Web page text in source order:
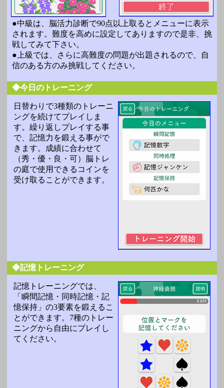
●中級は、脳活力診断で90点以上取るとメニューに表示
されます。難度を高めに設定してありますので是非、挑
戦してみて下さい。
●上級では、さらに高難度の問題が出題されるので、自
信のある方のみ挑戦してください。
◆今日のトレーニング
日替わりで3種類のトレーニ
ングを続けてプレイしま
す。繰り返しプレイする事
で、記憶力を鍛える事がで
きます。成績に合わせて
（秀・優・良・可）脳トレ
の庭で使用できるコインを
受け取ることができます。
◆記憶トレーニング
記憶トレーニングでは、
「瞬間記憶・同時記憶・記
憶保持」の3要素を鍛えるこ
とができます。7種のトレー
ニングから自由にプレイし
てください。